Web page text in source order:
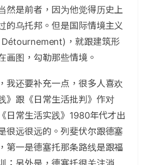
然是前者，因为他觉得历史上
的乌托邦。但是国际情境主义
Détournement)，就跟建筑形
画图，勾勒那些情境。
我还要补充一点，很多人喜欢
》跟《日常生活批判》作对
日常生活实践》1980年代才出
很远很远的。列斐伏尔跟德塞
第一是德塞托那条路线是跟福